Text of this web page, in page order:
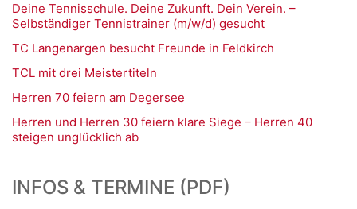
Deine Tennisschule. Deine Zukunft. Dein Verein. –
Selbständiger Tennistrainer (m/w/d) gesucht
TC Langenargen besucht Freunde in Feldkirch
TCL mit drei Meistertiteln
Herren 70 feiern am Degersee
Herren und Herren 30 feiern klare Siege – Herren 40
steigen unglücklich ab
INFOS & TERMINE (PDF)